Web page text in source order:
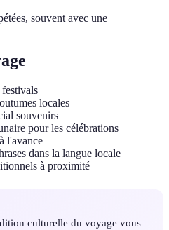
souvent avec une
locales
souvenirs
pour les célébrations
l'avance
dans la langue locale
à proximité
culturelle du voyage vous